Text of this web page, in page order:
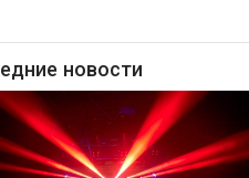
новости